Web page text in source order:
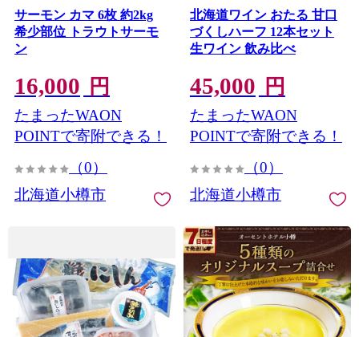
サーモン カマ 6枚 約2kg
希少部位 トラウトサーモ
ン
16,000 円
たまったWAON
POINTで寄附できる！
（0）
北海道小樽市
北海道ワイン おたる 甘口
づくしハーフ 12本セット
生ワイン 飲み比べ
45,000 円
たまったWAON
POINTで寄附できる！
（0）
北海道小樽市